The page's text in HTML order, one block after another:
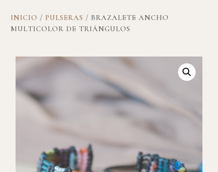
INICIO / PULSERAS / BRAZALETE ANCHO
MULTICOLOR DE TRIÁNGULOS